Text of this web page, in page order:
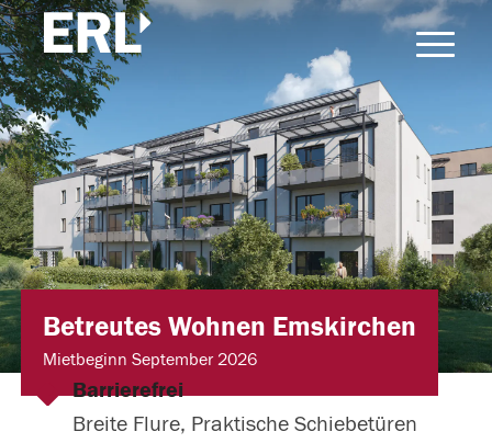
Betreutes Wohnen Emskirchen
Mietbeginn September 2026
Barrierefrei
Breite Flure, Praktische Schiebetüren